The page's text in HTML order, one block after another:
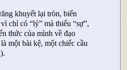
khuyết lại tròn, biển
chỉ có “lý” mà thiếu “sự”,
thức của mình về đạo
một bài kệ, một chiếc cầu